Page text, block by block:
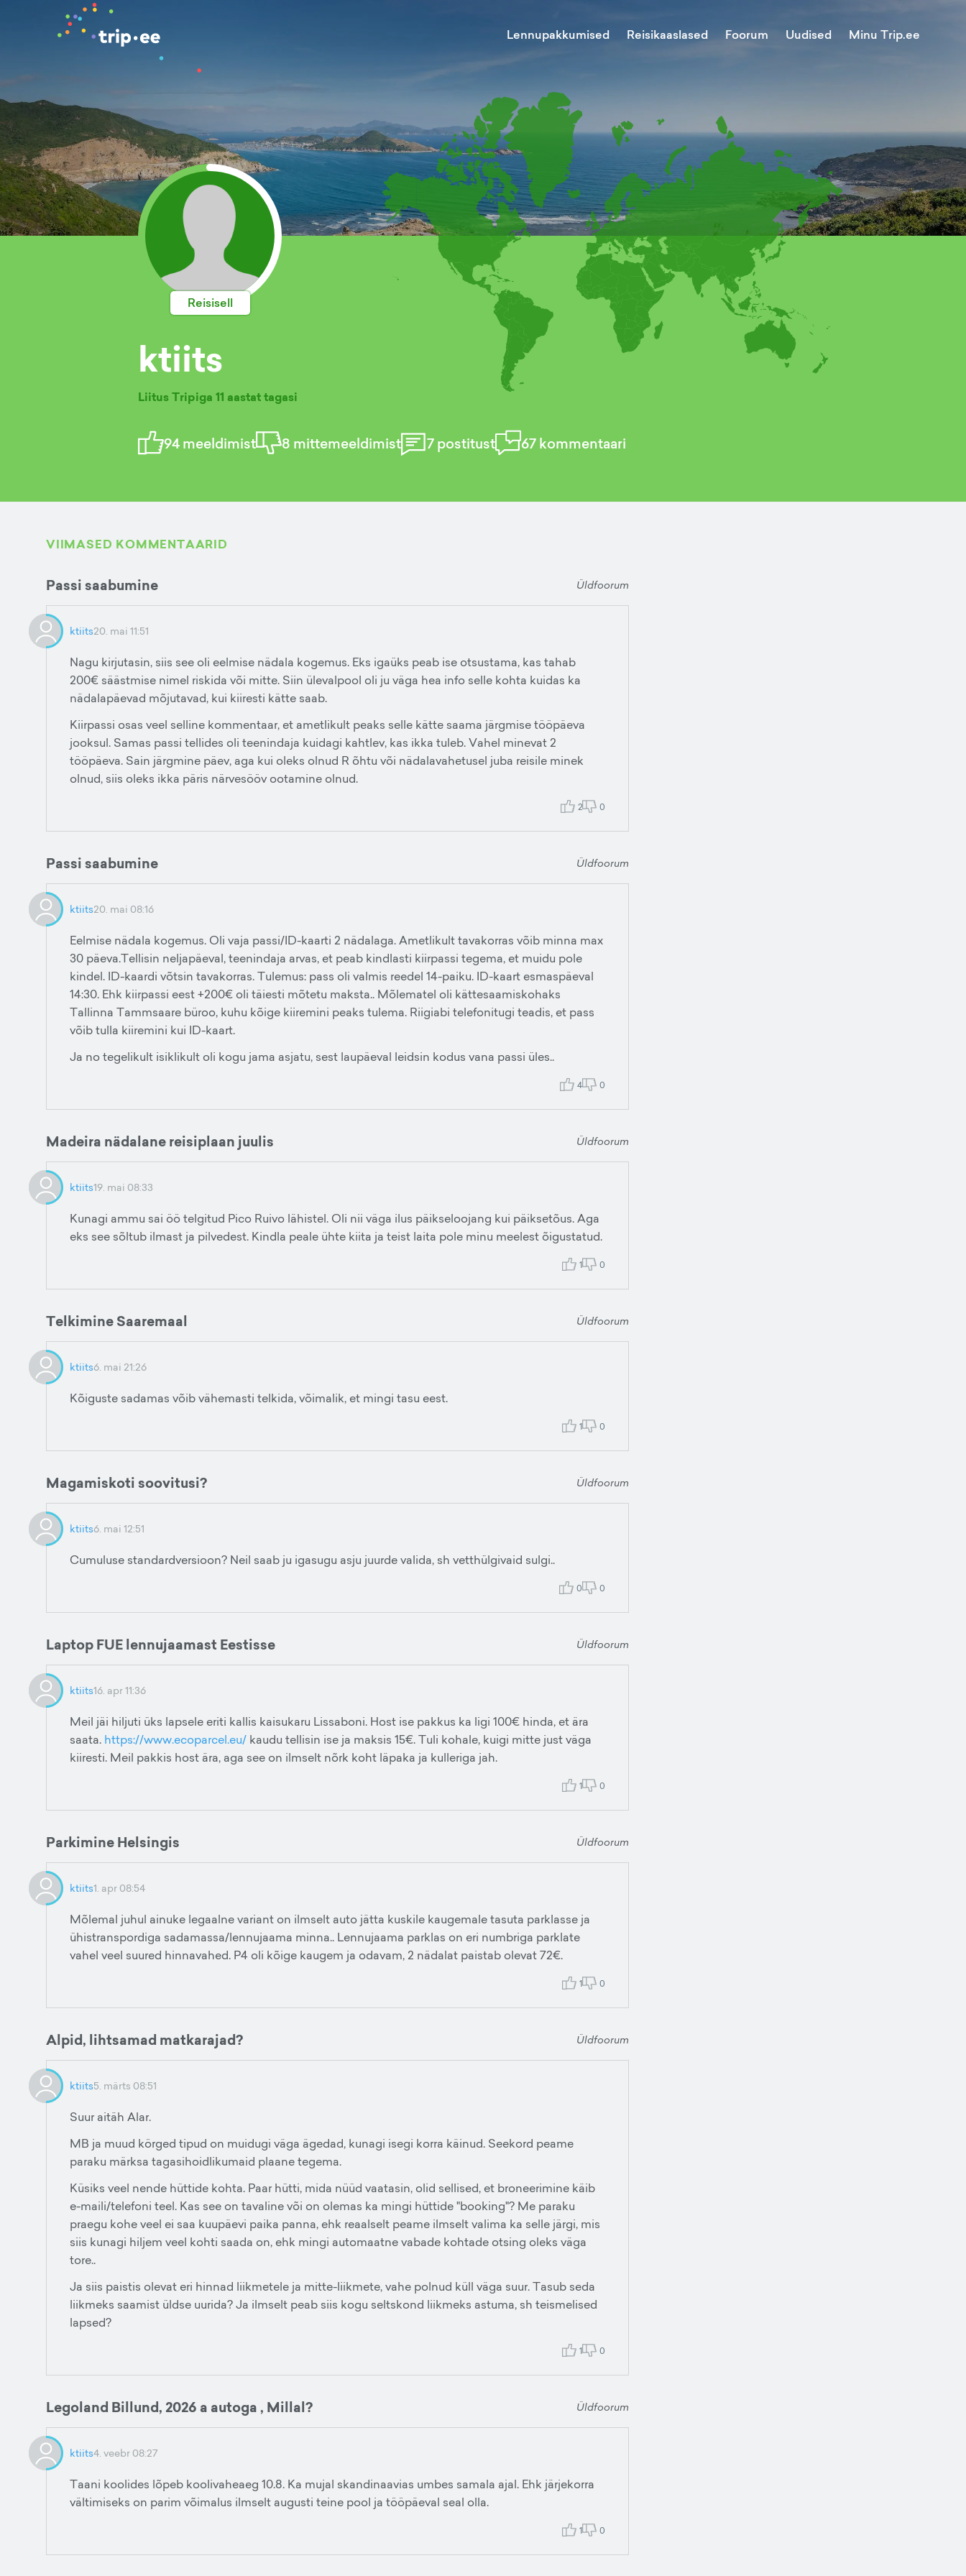
Lennupakkumised Reisikaaslased Foorum Uudised Minu Trip.ee
Reisisell
ktiits
Liitus Tripiga 11 aastat tagasi
94meeldimist 8 mittemeeldimist 7postitust 67kommentaari
VIIMASED KOMMENTAARID
Passi saabumine Üldfoorum
ktiits20. mai 11:51
Nagu kirjutasin, siis see oli eelmise nädala kogemus. Eks igaüks peab ise otsustama, kas tahab
200€ säästmise nimel riskida või mitte. Siin ülevalpool oli ju väga hea info selle kohta kuidas ka
nädalapäevad mõjutavad, kui kiiresti kätte saab.
Kiirpassi osas veel selline kommentaar, et ametlikult peaks selle kätte saama järgmise tööpäeva
jooksul. Samas passi tellides oli teenindaja kuidagi kahtlev, kas ikka tuleb. Vahel minevat 2
tööpäeva. Sain järgmine päev, aga kui oleks olnud R õhtu või nädalavahetusel juba reisile minek
olnud, siis oleks ikka päris närvesööv ootamine olnud.
2 0
Passi saabumine Üldfoorum
ktiits20. mai 08:16
Eelmise nädala kogemus. Oli vaja passi/ID-kaarti 2 nädalaga. Ametlikult tavakorras võib minna max
30 päeva.Tellisin neljapäeval, teenindaja arvas, et peab kindlasti kiirpassi tegema, et muidu pole
kindel. ID-kaardi võtsin tavakorras. Tulemus: pass oli valmis reedel 14-paiku. ID-kaart esmaspäeval
14:30. Ehk kiirpassi eest +200€ oli täiesti mõtetu maksta.. Mõlematel oli kättesaamiskohaks
Tallinna Tammsaare büroo, kuhu kõige kiiremini peaks tulema. Riigiabi telefonitugi teadis, et pass
võib tulla kiiremini kui ID-kaart.
Ja no tegelikult isiklikult oli kogu jama asjatu, sest laupäeval leidsin kodus vana passi üles..
4 0
Madeira nädalane reisiplaan juulis Üldfoorum
ktiits19. mai 08:33
Kunagi ammu sai öö telgitud Pico Ruivo lähistel. Oli nii väga ilus päikseloojang kui päiksetõus. Aga
eks see sõltub ilmast ja pilvedest. Kindla peale ühte kiita ja teist laita pole minu meelest õigustatud.
1 0
Telkimine Saaremaal Üldfoorum
ktiits6. mai 21:26
Kõiguste sadamas võib vähemasti telkida, võimalik, et mingi tasu eest.
1 0
Magamiskoti soovitusi? Üldfoorum
ktiits6. mai 12:51
Cumuluse standardversioon? Neil saab ju igasugu asju juurde valida, sh vetthülgivaid sulgi..
0 0
Laptop FUE lennujaamast Eestisse Üldfoorum
ktiits16. apr 11:36
Meil jäi hiljuti üks lapsele eriti kallis kaisukaru Lissaboni. Host ise pakkus ka ligi 100€ hinda, et ära
saata. https://www.ecoparcel.eu/ kaudu tellisin ise ja maksis 15€. Tuli kohale, kuigi mitte just väga
kiiresti. Meil pakkis host ära, aga see on ilmselt nõrk koht läpaka ja kulleriga jah.
1 0
Parkimine Helsingis Üldfoorum
ktiits1. apr 08:54
Mõlemal juhul ainuke legaalne variant on ilmselt auto jätta kuskile kaugemale tasuta parklasse ja
ühistranspordiga sadamassa/lennujaama minna.. Lennujaama parklas on eri numbriga parklate
vahel veel suured hinnavahed. P4 oli kõige kaugem ja odavam, 2 nädalat paistab olevat 72€.
1 0
Alpid, lihtsamad matkarajad? Üldfoorum
ktiits5. märts 08:51
Suur aitäh Alar.
MB ja muud körged tipud on muidugi väga ägedad, kunagi isegi korra käinud. Seekord peame
paraku märksa tagasihoidlikumaid plaane tegema.
Küsiks veel nende hüttide kohta. Paar hütti, mida nüüd vaatasin, olid sellised, et broneerimine käib
e-maili/telefoni teel. Kas see on tavaline või on olemas ka mingi hüttide "booking"? Me paraku
praegu kohe veel ei saa kuupäevi paika panna, ehk reaalselt peame ilmselt valima ka selle järgi, mis
siis kunagi hiljem veel kohti saada on, ehk mingi automaatne vabade kohtade otsing oleks väga
tore..
Ja siis paistis olevat eri hinnad liikmetele ja mitte-liikmete, vahe polnud küll väga suur. Tasub seda
liikmeks saamist üldse uurida? Ja ilmselt peab siis kogu seltskond liikmeks astuma, sh teismelised
lapsed?
1 0
Legoland Billund, 2026 a autoga , Millal? Üldfoorum
ktiits4. veebr 08:27
Taani koolides lõpeb koolivaheaeg 10.8. Ka mujal skandinaavias umbes samala ajal. Ehk järjekorra
vältimiseks on parim võimalus ilmselt augusti teine pool ja tööpäeval seal olla.
1 0